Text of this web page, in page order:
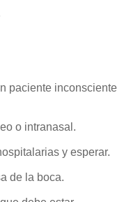
paciente inconsciente
o intranasal.
y esperar.
de la boca.